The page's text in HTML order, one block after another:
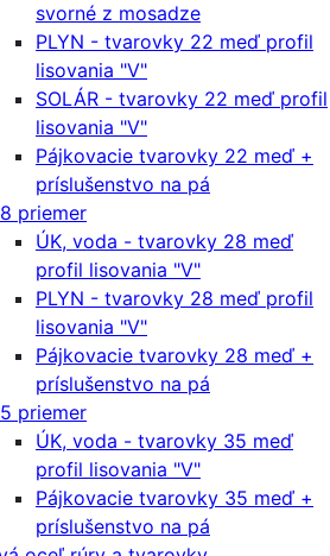
svorné z mosadze
PLYN - tvarovky 22 meď profil
lisovania "V"
SOLÁR - tvarovky 22 meď profil
lisovania "V"
Pájkovacie tvarovky 22 meď +
príslušenstvo na pá
priemer
ÚK, voda - tvarovky 28 meď
profil lisovania "V"
PLYN - tvarovky 28 meď profil
lisovania "V"
Pájkovacie tvarovky 28 meď +
príslušenstvo na pá
priemer
ÚK, voda - tvarovky 35 meď
profil lisovania "V"
Pájkovacie tvarovky 35 meď +
príslušenstvo na pá